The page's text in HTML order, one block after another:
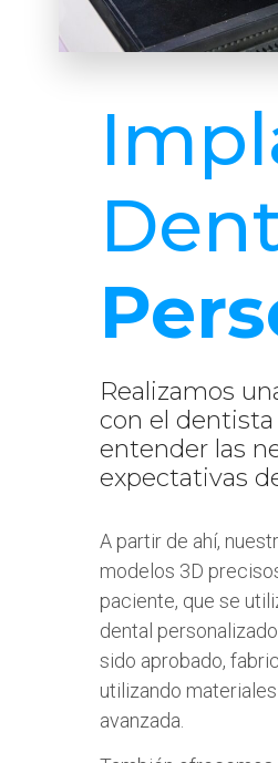
Realizamos
con el
entender las
expectativas
A partir de ahí,
modelos 3D
paciente, que se
dental
sido aprobado,
utilizando
avanzada.